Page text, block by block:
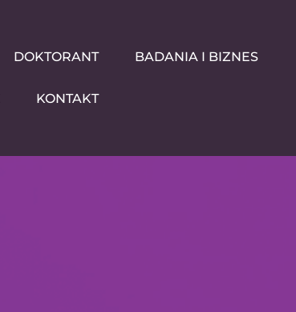
DOKTORANT BADANIA I BIZNES
KONTAKT